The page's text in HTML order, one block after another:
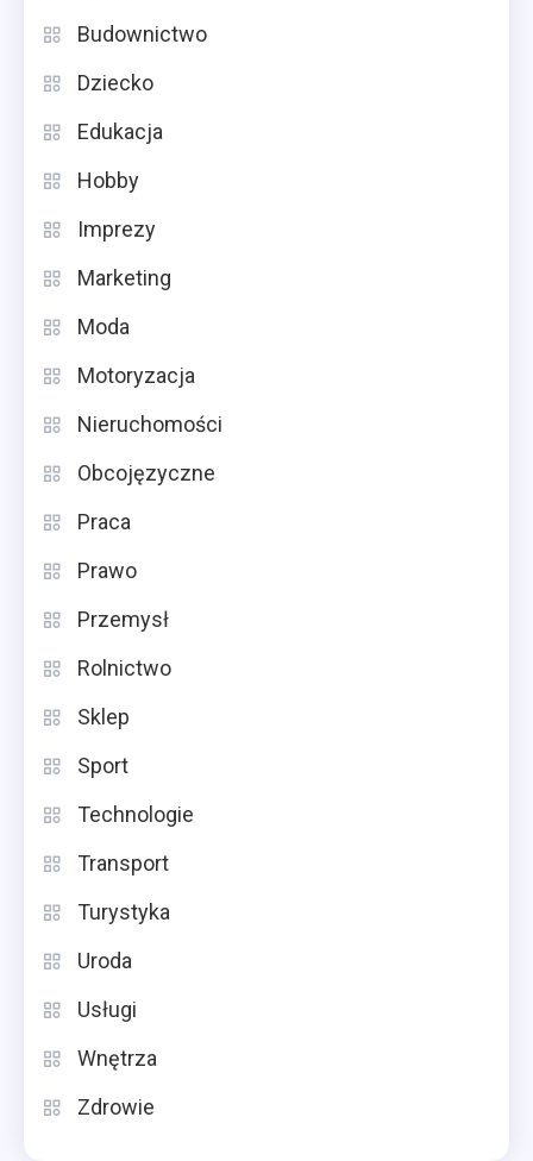
Budownictwo
Dziecko
Edukacja
Hobby
Imprezy
Marketing
Moda
Motoryzacja
Nieruchomości
Obcojęzyczne
Praca
Prawo
Przemysł
Rolnictwo
Sklep
Sport
Technologie
Transport
Turystyka
Uroda
Usługi
Wnętrza
Zdrowie